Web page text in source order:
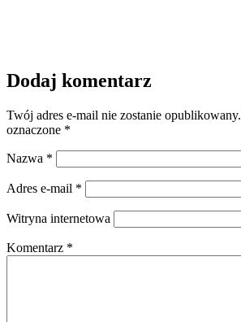
Dodaj komentarz
Twój adres e-mail nie zostanie opublikowany.
oznaczone *
Nazwa *
Adres e-mail *
Witryna internetowa
Komentarz *